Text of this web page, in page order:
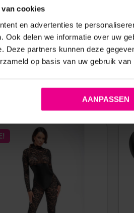
cookies
en advertenties te
Ook delen we informatie over uw
Deze partners kunnen deze
op basis van uw gebruik van
AANPASSEN
MENSEN